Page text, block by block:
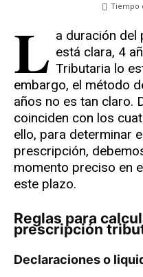
Tiempo
L a duración del
está clara, 4
Tributaria lo
embargo, el método
años no es tan claro.
coinciden con los
ello, para determinar
prescripción,
momento preciso en
este plazo.
Reglas para calcular el plazo de
prescripción
Declaraciones o